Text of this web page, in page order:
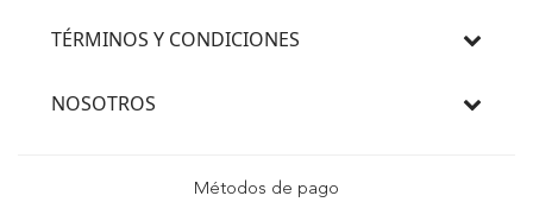
TÉRMINOS Y CONDICIONES
NOSOTROS
Métodos de pago